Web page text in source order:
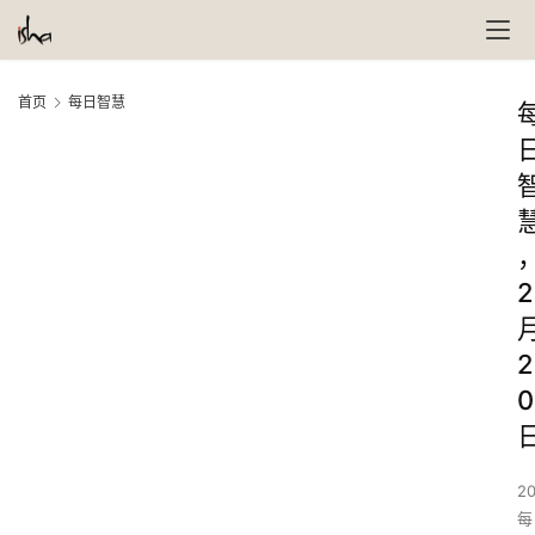
首页 每日智慧
2
2
0